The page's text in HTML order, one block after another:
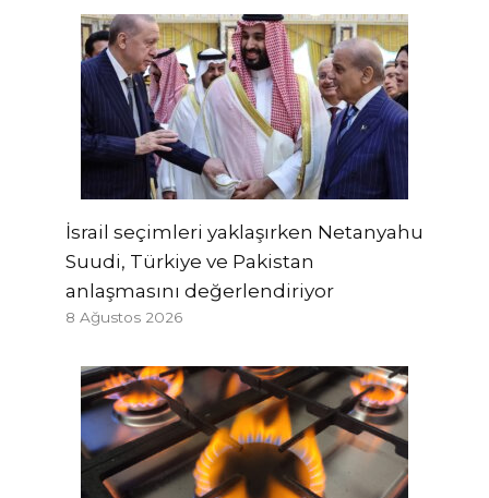
İsrail seçimleri yaklaşırken Netanyahu
Suudi, Türkiye ve Pakistan
anlaşmasını değerlendiriyor
8 Ağustos 2026